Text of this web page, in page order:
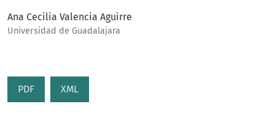
Ana Cecilia Valencia Aguirre
Universidad de Guadalajara
PDF XML